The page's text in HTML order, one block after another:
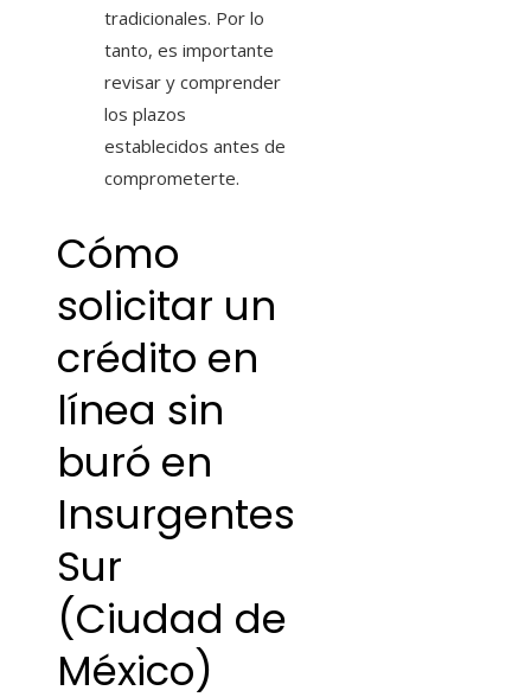
tradicionales. Por lo
tanto, es importante
revisar y comprender
los plazos
establecidos antes de
comprometerte.
Cómo
solicitar un
crédito en
línea sin
buró en
Insurgentes
Sur
(Ciudad de
México)